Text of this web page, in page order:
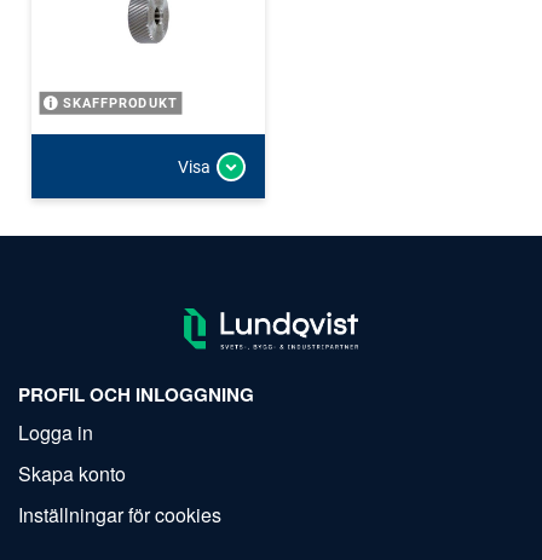
SKAFFPRODUKT
Visa
PROFIL OCH INLOGGNING
Logga in
Skapa konto
Inställningar för cookies